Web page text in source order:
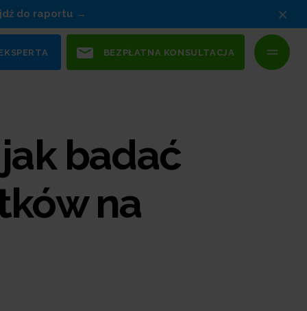
do raportu ×
BEZPŁATNA KONSULTACJA
badać
na